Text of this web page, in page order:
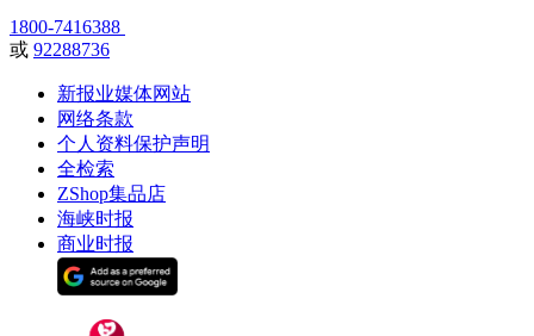
1800-7416388
或 92288736
新报业媒体网站
网络条款
个人资料保护声明
全检索
ZShop集品店
海峡时报
商业时报